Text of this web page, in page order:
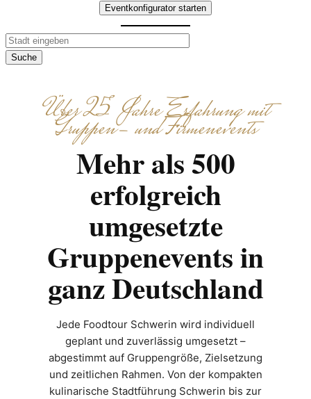
Eventkonfigurator starten
Suche
Über 25 Jahre Erfahrung mit
Gruppen- und Firmenevents
Mehr als 500
erfolgreich
umgesetzte
Gruppenevents in
ganz Deutschland
Jede Foodtour Schwerin wird individuell
geplant und zuverlässig umgesetzt –
abgestimmt auf Gruppengröße, Zielsetzung
und zeitlichen Rahmen. Von der kompakten
kulinarische Stadtführung Schwerin bis zur